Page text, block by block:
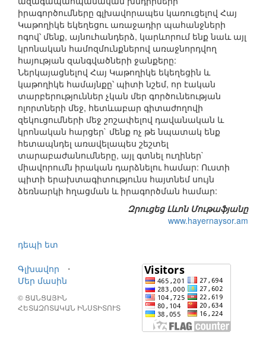
իրագործումները գլխավորապես կառուցելով Հայ
Կաթողիկե եկեղեցու առաջադիր պահանջների
ոգով՝ մենք, այնուհանդերձ, կարևորում ենք նաև այլ
կրոնական համոզմունքներով առաջնորդվող
հայության զանգվածների ջանքերը:
Ներկայացնելով Հայ Կաթողիկե եկեղեցին և
կաթողիկե համայնքը՝ պիտի նշեմ, որ էական
տարբերություններ չկան մեր գործունեության
ոլորտների մեջ, հետևաբար գիտաժողովի
զեկուցումների մեջ շոշափելով դավանական և
կրոնական հարցեր` մենք ոչ թե նպատակ ենք
հետապնդել առավելապես շեշտել
տարաբաժանումները, այլ գտնել ուղիներ`
միավորումն իրական դարձնելու համար: Ուստի
պիտի երախտագիտությունս հայտնեմ սույն
ձեռնարկի հղացման և իրագործման համար:
Զրուցեց Լևոն Մութաֆյանը
www.hayernaysor.am
դեպի ետ
Գլխավոր
⋅
Մեր մասին
© ՑԱՆՑԱՅԻՆ
ՀԵՏԱԶՈՏԱԿԱՆ ԻՆՍՏԻՏՈՒՏ